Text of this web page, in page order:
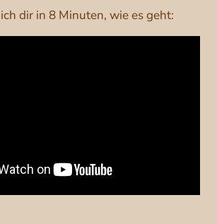
dir in 8 Minuten, wie es geht: